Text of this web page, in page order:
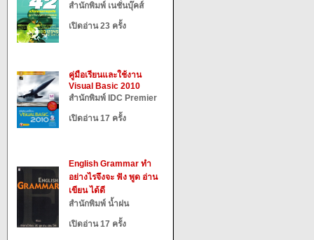
สำนักพิมพ์ เนชั่นบุ๊คส์
เปิดอ่าน 23 ครั้ง
คู่มือเรียนและใช้งาน
Visual Basic 2010
สำนักพิมพ์ IDC Premier
เปิดอ่าน 17 ครั้ง
English Grammar ทำ
อย่างไรจึงจะ ฟัง พูด อ่าน
เขียน ได้ดี
สำนักพิมพ์ น้ำฝน
เปิดอ่าน 17 ครั้ง